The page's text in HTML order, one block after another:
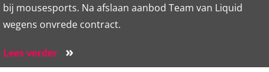
bij mousesports. Na afslaan aanbod Team van Liquid
wegens onvrede contract.
Lees verder »